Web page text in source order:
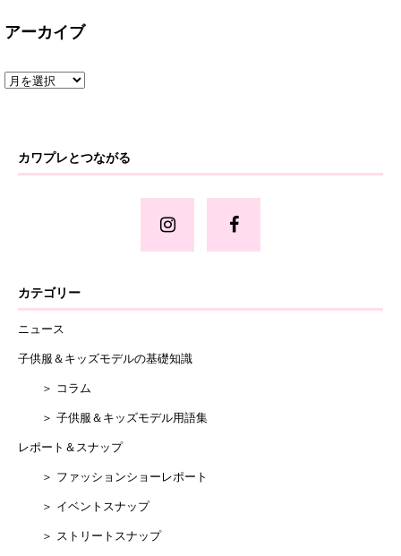
アーカイブ
カワプレとつながる
カテゴリー
ニュース
子供服＆キッズモデルの基礎知識
＞ コラム
＞ 子供服＆キッズモデル用語集
レポート＆スナップ
＞ ファッションショーレポート
＞ イベントスナップ
＞ ストリートスナップ